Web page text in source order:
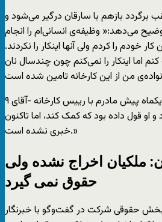
برگردد بازهم با سارقان درگیر می‌شود و
می‌دهد:« وظیفه‌ی انسانی‌ام را انجام
خودم را کردم ولی آنها اینکار را نکردند.
اما اینکار را نمی‌کنم چون چندسال نان
۹ ماه است که بیکارم، یکماه پیش مادرم با رییس کارخانه -آقای
او قول داده بود که کمک کند، اما تاکنون
خبری نشده است.»
ملکیان اخراج نشده ولی
حقوق نمی گیرد
حقوقی شرکت در گفت‌و‌گو با خبرنگار